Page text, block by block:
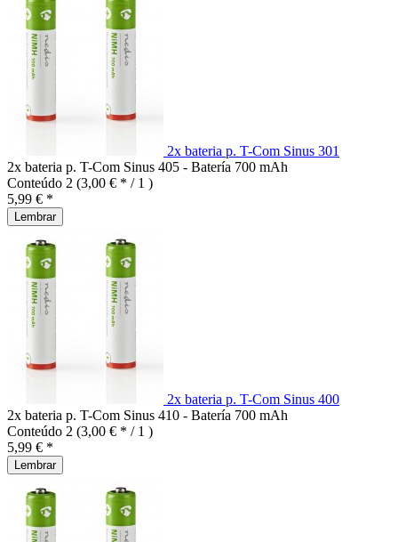
2x bateria p. T-Com Sinus 301
2x bateria p. T-Com Sinus 405 - Batería 700 mAh
Conteúdo 2 (3,00 € * / 1 )
5,99 € *
Lembrar
2x bateria p. T-Com Sinus 400
2x bateria p. T-Com Sinus 410 - Batería 700 mAh
Conteúdo 2 (3,00 € * / 1 )
5,99 € *
Lembrar